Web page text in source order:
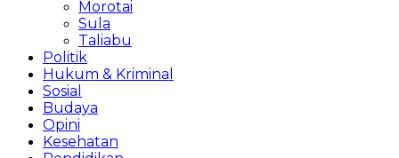
Morotai
Sula
Taliabu
Politik
Hukum & Kriminal
Sosial
Budaya
Opini
Kesehatan